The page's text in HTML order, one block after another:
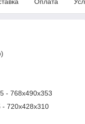
- 768х490х353
- 720х428х310